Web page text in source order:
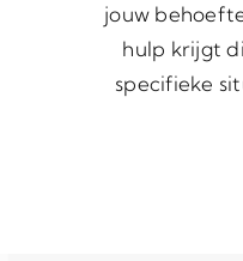
jouw
hulp krijgt
specifieke